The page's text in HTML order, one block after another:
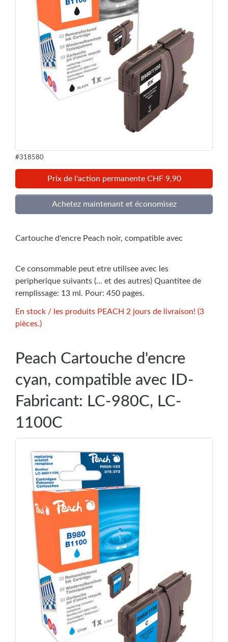
#318580
Prix de l'action permanente CHF 9,90
Cartouche d'encre Peach noir, compatible avec
Ce consommable peut etre utilisee avec les
peripherique suivants (... et des autres) Quantitee de
remplissage: 13 ml. Pour: 450 pages.
En stock / les produits PEACH 2 jours de livraison! (3
pièces.)
Peach Cartouche d'encre
cyan, compatible avec ID-
Fabricant: LC-980C, LC-
1100C